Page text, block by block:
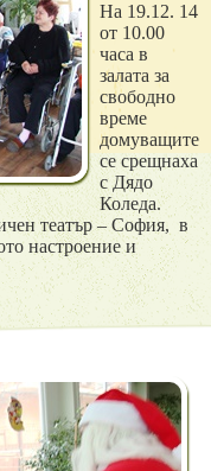
На 19.12. 14
от 10.00
часа в
залата за
свободно
време
домуващите
се срещнаха
с Дядо
Коледа.
театър – София, в
настроение и